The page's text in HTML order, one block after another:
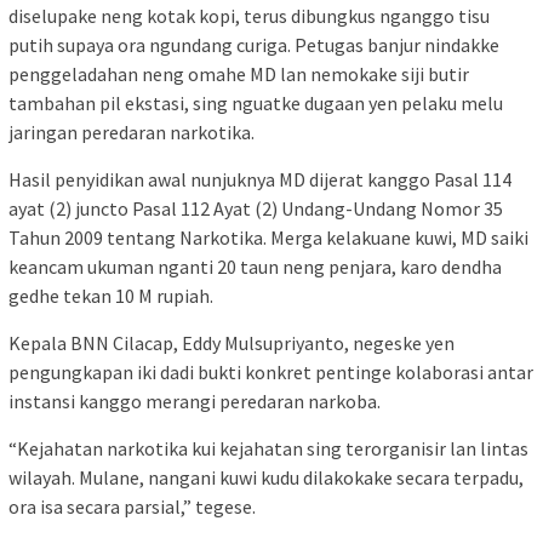
diselupake neng kotak kopi, terus dibungkus nganggo tisu
putih supaya ora ngundang curiga. Petugas banjur nindakke
penggeladahan neng omahe MD lan nemokake siji butir
tambahan pil ekstasi, sing nguatke dugaan yen pelaku melu
jaringan peredaran narkotika.
Hasil penyidikan awal nunjuknya MD dijerat kanggo Pasal 114
ayat (2) juncto Pasal 112 Ayat (2) Undang-Undang Nomor 35
Tahun 2009 tentang Narkotika. Merga kelakuane kuwi, MD saiki
keancam ukuman nganti 20 taun neng penjara, karo dendha
gedhe tekan 10 M rupiah.
Kepala BNN Cilacap, Eddy Mulsupriyanto, negeske yen
pengungkapan iki dadi bukti konkret pentinge kolaborasi antar
instansi kanggo merangi peredaran narkoba.
“Kejahatan narkotika kui kejahatan sing terorganisir lan lintas
wilayah. Mulane, nangani kuwi kudu dilakokake secara terpadu,
ora isa secara parsial,” tegese.